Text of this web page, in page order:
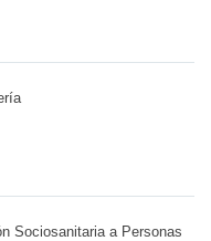
Sociosanitaria a Personas